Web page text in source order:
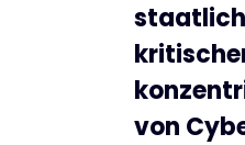
von